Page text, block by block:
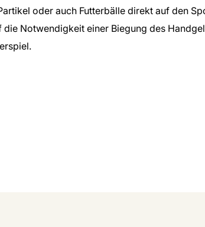
oder auch Futterbälle direkt auf den
Notwendigkeit einer Biegung des